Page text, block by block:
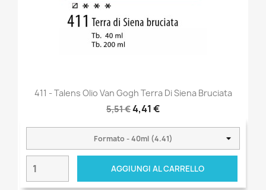
411 - Talens Olio Van Gogh Terra Di Siena Bruciata
5,51 €4,41 €
AGGIUNGI AL CARRELLO